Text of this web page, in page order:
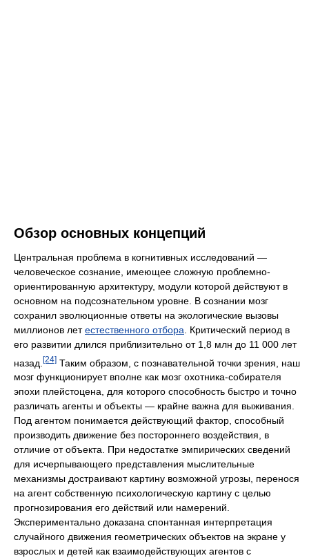
Обзор основных концепций
Центральная проблема в когнитивных исследований —
человеческое сознание, имеющее сложную проблемно-
ориентированную архитектуру, модули которой действуют в
основном на подсознательном уровне. В сознании мозг
сохранил эволюционные ответы на экологические вызовы
миллионов летестественного отбора . Критический период в
его развитии длился приблизительно от 1,8 млн до 11 000 лет
назад. [24] Таким образом, с познавательной точки зрения, наш
мозг функционирует вполне как мозг охотника-собирателя
эпохи плейстоцена, для которого способность быстро и точно
различать агенты и объекты — крайне важна для выживания.
Под агентом понимается действующий фактор, способный
производить движение без постороннего воздействия, в
отличие от объекта. При недостатке эмпирических сведений
для исчерпывающего представления мыслительные
механизмы достраивают картину возможной угрозы, перенося
на агент собственную психологическую картину с целью
прогнозирования его действий или намерений.
Экспериментально доказана спонтанная интерпретация
случайного движения геометрических объектов на экране у
взрослых и детей как взаимодействующих агентов с